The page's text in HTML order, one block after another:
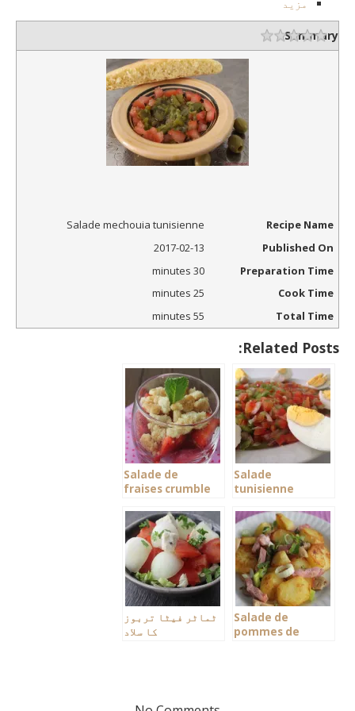
مزید
Summary
درجہ بندی
1 ستارہ
2 ستارے
3 ستارے
4 ستارے
5 ستارے
Recipe Name
Salade mechouia tunisienne
Published On
2017-02-13
Preparation Time
30 minutes
Cook Time
25 minutes
Total Time
55 minutes
Related Posts:
Salade
tunisienne
Salade de
fraises crumble
Salade de
pommes de
ٹماٹر فیٹا تربوز
کا سلاد